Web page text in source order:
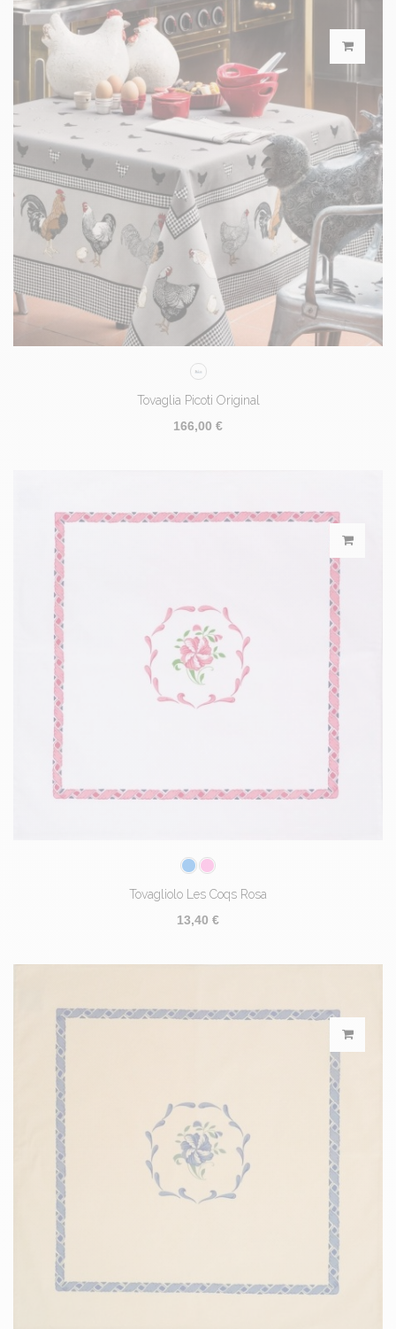
Tovaglia Picoti Original
166,00 €
Tovagliolo Les Coqs Rosa
13,40 €